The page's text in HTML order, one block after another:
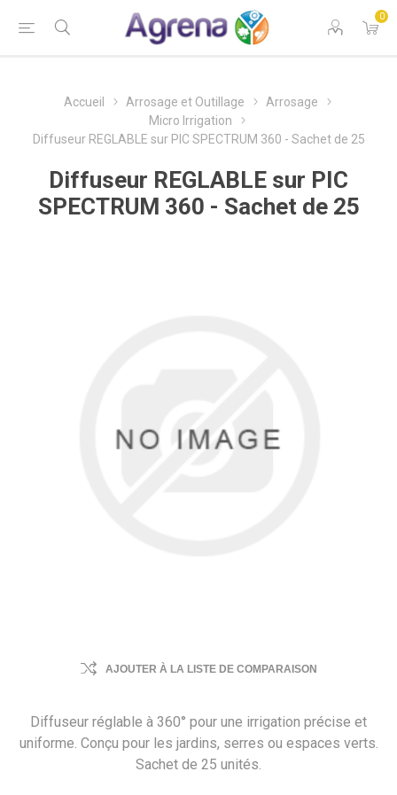
0
Accueil Arrosage et Outillage
Arrosage
Micro Irrigation
Diffuseur REGLABLE sur PIC SPECTRUM 360 - Sachet de 25
Diffuseur REGLABLE sur PIC
SPECTRUM 360 - Sachet de 25
AJOUTER À LA LISTE DE COMPARAISON
Diffuseur réglable à 360° pour une irrigation précise et
uniforme. Conçu pour les jardins, serres ou espaces verts.
Sachet de 25 unités.